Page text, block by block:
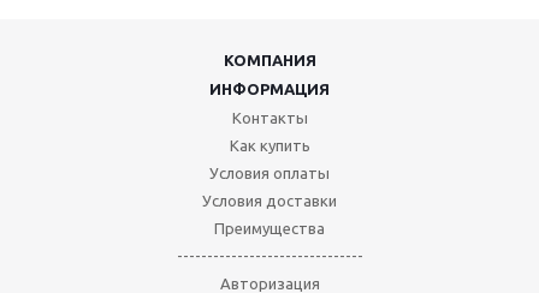
КОМПАНИЯ
ИНФОРМАЦИЯ
Контакты
Как купить
Условия оплаты
Условия доставки
Преимущества
-------------------------------
Авторизация